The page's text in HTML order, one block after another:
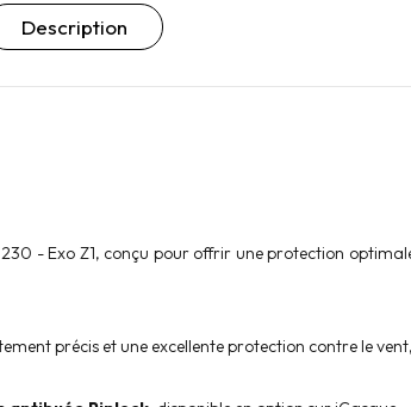
Description
- Exo Z1, conçu pour offrir une protection
précis et une excellente protection contre le